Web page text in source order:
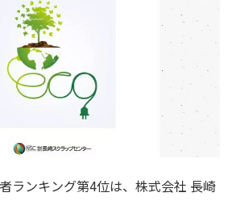
ランキング第4位は、株式会社 長崎